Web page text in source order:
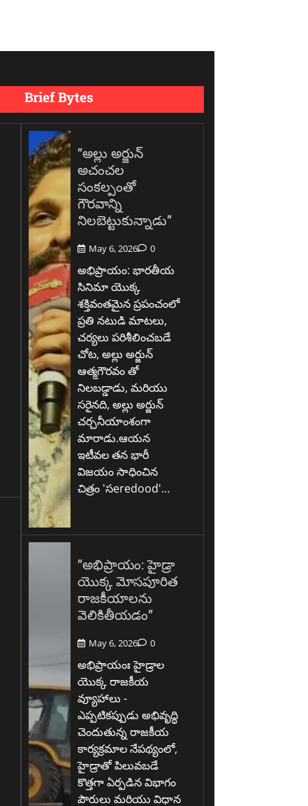
Brief Bytes
“అల్లు అర్జున్
అచంచల
సంకల్పంతో
గౌరవాన్ని
నిలబెట్టుకున్నాడు”
May 6, 2026 0
అభిప్రాయం: భారతీయ
సినిమా యొక్క
శక్తివంతమైన ప్రపంచంలో
ప్రతి నటుడి మాటలు,
చర్యలు పరిశీలించబడే
చోట, అల్లు అర్జున్
ఆత్మగౌరవం తో
నిలబడ్డాడు, మరియు
సరైనది, అల్లు అర్జున్
చర్చనీయాంశంగా
మారాడు.ఆయన
ఇటీవల తన భారీ
విజయం సాధించిన
చిత్రం 'సeredood'…
“అభిప్రాయం: హైడ్రా
యొక్క మోసపూరిత
రాజకీయాలను
వెలికితీయడం”
May 6, 2026 0
అభిప్రాయంః హైడ్రాల
యొక్క రాజకీయ
వ్యూహాలు -
ఎప్పటికప్పుడు అభివృద్ధి
చెందుతున్న రాజకీయ
కార్యక్రమాల నేపథ్యంలో,
హైడ్రాతో పిలువబడే
కొత్తగా ఏర్పడిన విభాగం
పౌరులు మరియు విధాన